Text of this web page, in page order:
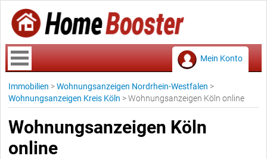
Mein Konto
Immobilien >Wohnungsanzeigen Nordrhein-Westfalen >
Wohnungsanzeigen Kreis Köln >Wohnungsanzeigen Köln online
Wohnungsanzeigen Köln
online